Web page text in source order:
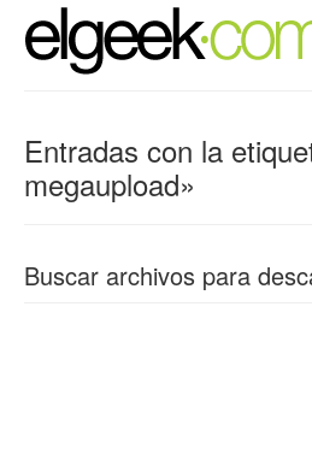
Entradas con la
megaupload»
Buscar archivos para